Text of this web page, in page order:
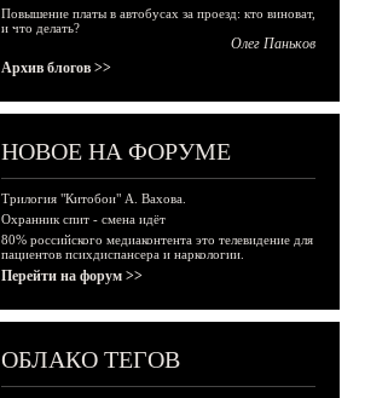
Повышение платы в автобусах за проезд: кто виноват,
и что делать?
Олег Паньков
Архив блогов >>
НОВОЕ НА ФОРУМЕ
Трилогия "Китобои" А. Вахова.
Охранник спит - смена идёт
80% российского медиаконтента это телевидение для
пациентов психдиспансера и наркологии.
Перейти на форум >>
ОБЛАКО ТЕГОВ